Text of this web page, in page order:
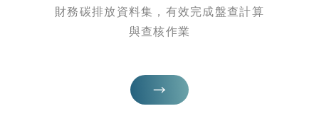
財務碳排放資料集，有效完成盤查計算
與查核作業